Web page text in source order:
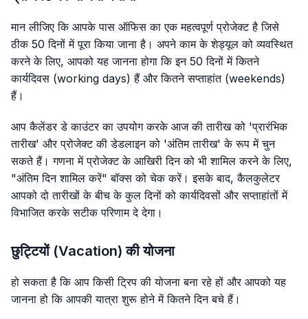
मान लीजिए कि आपके पास ऑफिस का एक महत्वपूर्ण प्रोजेक्ट है जिसे
ठीक 50 दिनों में पूरा किया जाना है। अपने काम के शेड्यूल को व्यवस्थित
करने के लिए, आपको यह जानना होगा कि इन 50 दिनों में कितने
कार्यदिवस (working days) हैं और कितने सप्ताहांत (weekends)
हैं।
आप कैलेंडर डे काउंटर का उपयोग करके आज की तारीख को 'प्रारंभिक
तारीख' और प्रोजेक्ट की डेडलाइन को 'अंतिम तारीख' के रूप में चुन
सकते हैं। गणना में प्रोजेक्ट के आखिरी दिन को भी शामिल करने के लिए,
"अंतिम दिन शामिल करें" बॉक्स को चेक करें। इसके बाद, कैलकुलेटर
आपको दो तारीखों के बीच के कुल दिनों को कार्यदिवसों और सप्ताहांतों में
विभाजित करके सटीक परिणाम दे देगा।
छुट्टियों (Vacation) की योजना
हो सकता है कि आप किसी ट्रिप की योजना बना रहे हों और आपको यह
जानना हो कि आपकी यात्रा शुरू होने में कितने दिन बचे हैं।